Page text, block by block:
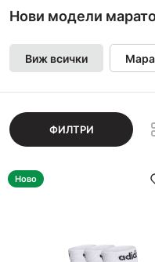
Нови модели
Виж всички
ФИЛТРИ
Ново